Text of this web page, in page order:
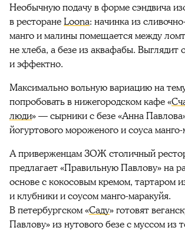
Необычную подачу в форме сэндвича
в ресторанеLoona: начинка из
манго и малины помещается между
не хлеба, а безе из аквафабы. Выглядит
и эффектно.
Максимально вольную вариацию на
попробовать в нижегородском кафе «
люди» — сырники с безе «Анна
йогуртового мороженого и соуса
А приверженцам ЗОЖ столичный
предлагает «Правильную Павлову» на
основе с кокосовым кремом, тартаром
и клубники и соусом манго-маракуйя.
В петербургском «Саду» готовят
Павлову» из нутового безе с муссом из